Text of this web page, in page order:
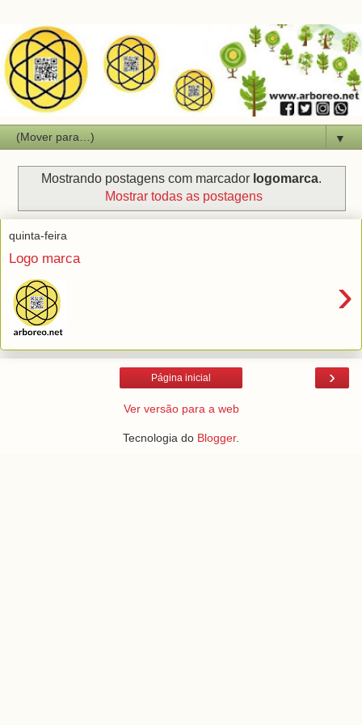
▼
Mostrando postagens com marcador logomarca.
Mostrar todas as postagens
quinta-feira
Logo marca
›
›
Página inicial
Ver versão para a web
Tecnologia do Blogger.